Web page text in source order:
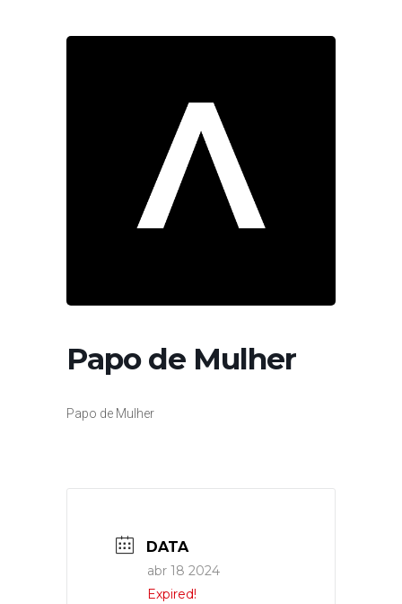
Papo de Mulher
Papo de Mulher
DATA
abr 18 2024
Expired!